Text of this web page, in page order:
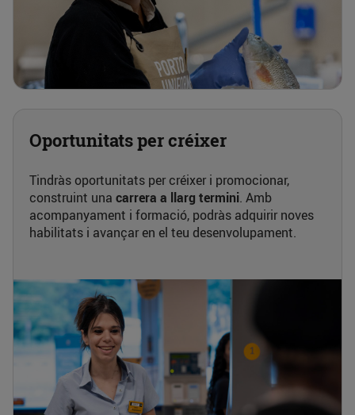
Oportunitats per créixer
Tindràs oportunitats per créixer i promocionar,
construint una carrera a llarg termini. Amb
acompanyament i formació, podràs adquirir noves
habilitats i avançar en el teu desenvolupament.